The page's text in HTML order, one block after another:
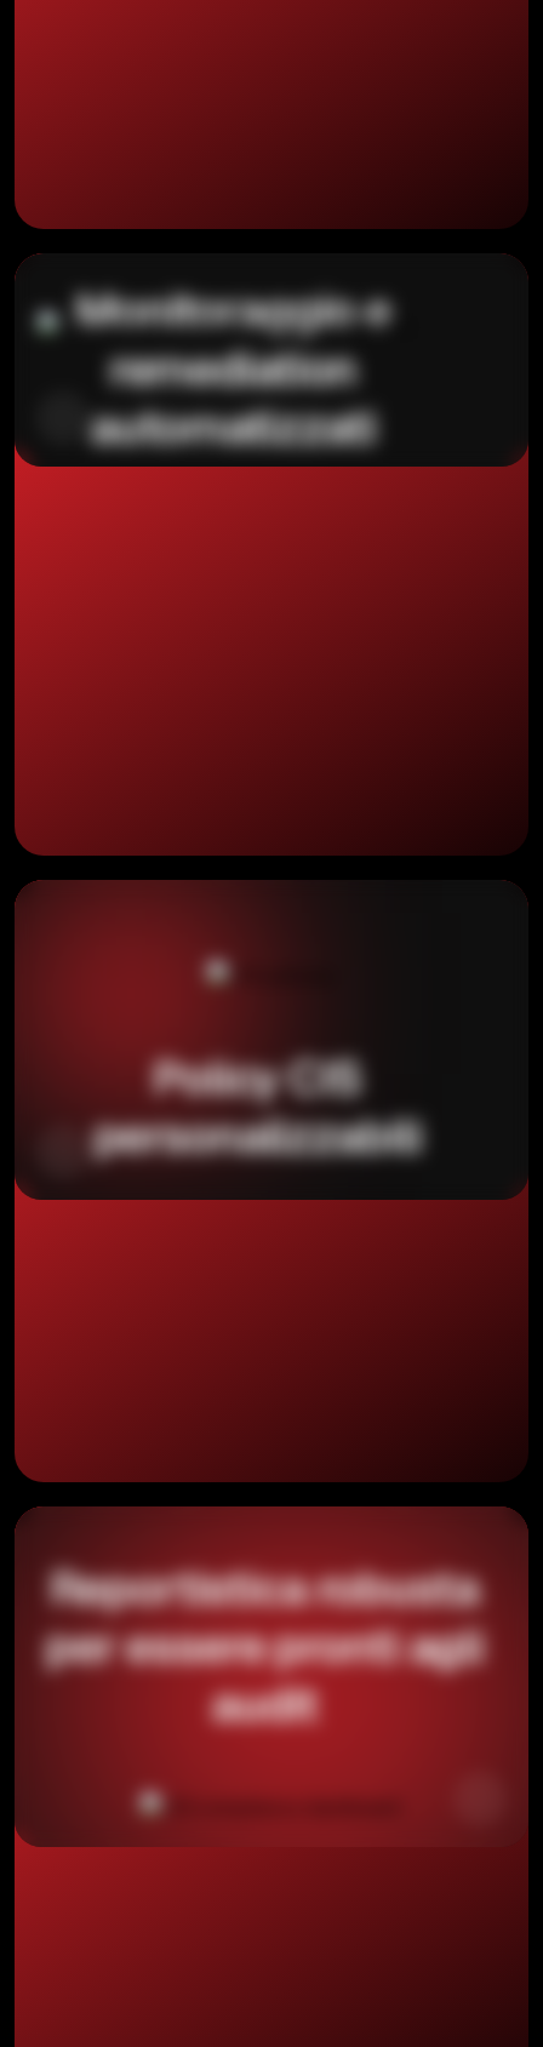
Monitoraggio e
remediation
automatizzati
Policy CIS
personalizzabili
Reportistica robusta
per essere pronti agli
audit